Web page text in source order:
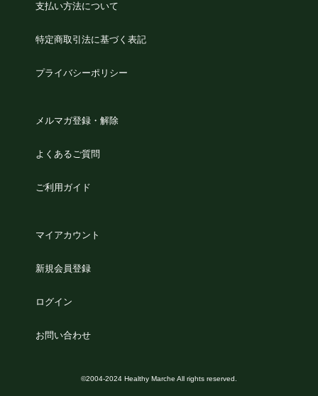
支払い方法について
特定商取引法に基づく表記
プライバシーポリシー
メルマガ登録・解除
よくあるご質問
ご利用ガイド
マイアカウント
新規会員登録
ログイン
お問い合わせ
©2004-2024 Healthy Marche All rights reserved.